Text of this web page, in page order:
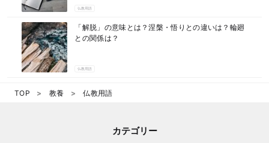
仏教用語
「解脱」の意味とは？涅槃・悟りとの違いは？輪廻
との関係は？
仏教用語
TOP 教養 仏教用語
カテゴリー